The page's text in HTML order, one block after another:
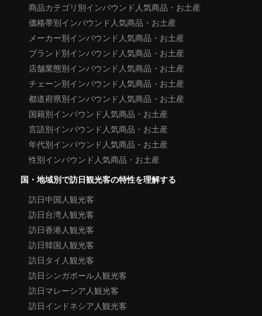
商品カテゴリ別インバウンド人気商品・お土産
価格帯別インバウンド人気商品・お土産
メーカー別インバウンド人気商品・お土産
ブランド別インバウンド人気商品・お土産
店舗業態別インバウンド人気商品・お土産
チェーン別インバウンド人気商品・お土産
都道府県別インバウンド人気商品・お土産
国籍別インバウンド人気商品・お土産
言語別インバウンド人気商品・お土産
年代別インバウンド人気商品・お土産
性別インバウンド人気商品・お土産
国・地域別で訪日観光客の特性を理解する
訪日中国人観光客
訪日台湾人観光客
訪日香港人観光客
訪日韓国人観光客
訪日タイ人観光客
訪日シンガポール人観光客
訪日マレーシア人観光客
訪日インドネシア人観光客